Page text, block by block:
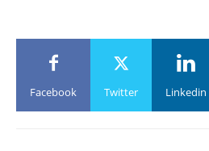
Facebook Twitter Linkedin